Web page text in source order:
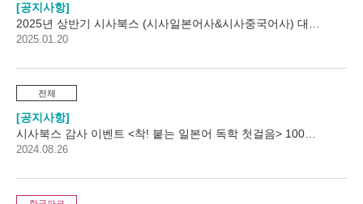
공지사항
2025.01.20
전체
공지사항
2024.08.26